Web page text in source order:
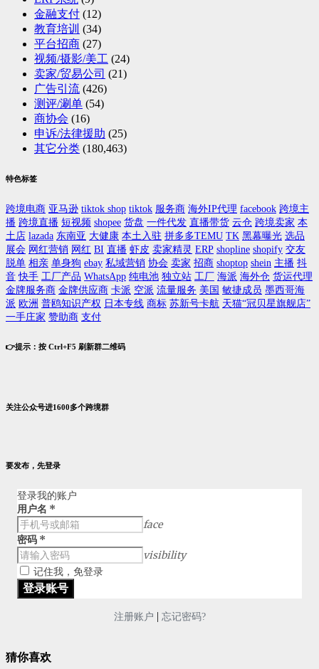
金融支付 (12)
教育培训 (34)
平台招商 (27)
视频/摄影/美工 (24)
卖家/贸易公司 (21)
广告引流 (426)
测评/涮单 (54)
商协会 (16)
申诉/法律援助 (25)
其它分类 (180,463)
特色标签
跨境电商 亚马逊 tiktok shop tiktok 服务商 海外IP代理 facebook 跨境主
播 跨境直播 短视频 shopee 货盘 一件代发 直播带货 云仓 跨境卖家 本
土店 lazada 东南亚 大健康 本土入驻 拼多多TEMU TK 黑幕曝光 选品
展会 网红营销 网红 BI 直播 虾皮 卖家精灵 ERP shopline shopify 交友
脱单 相亲 单身狗 ebay 私域营销 协会 卖家 招商 shoptop shein 主播 抖
音 快手 工厂产品 WhatsApp 纯电池 独立站 工厂 海派 海外仓 货运代理
金牌服务商 金牌供应商 卡派 空派 流量服务 美国 敏捷成员 墨西哥海
派 欧洲 普鸥知识产权 日本专线 商标 苏新号卡航 天猫“冠贝星旗舰店”
一手庄家 赞助商 支付
👉提示：按 Ctrl+F5 刷新群二维码
关注公众号进1600多个跨境群
要发布，先登录
登录我的账户
用户名 *
face
密码 *
visibility
记住我，免登录
注册账户 | 忘记密码?
猜你喜欢